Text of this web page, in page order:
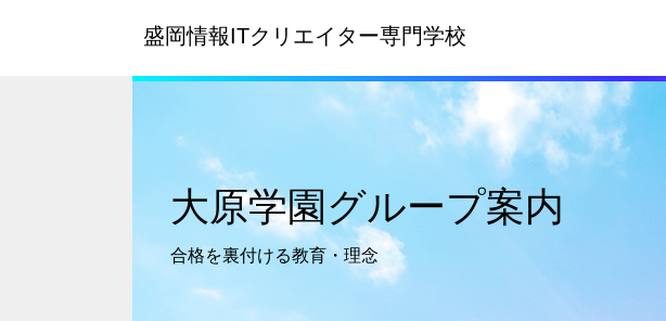
盛岡情報ITクリエイター専門学校
大原学園グループ案内
合格を裏付ける教育・理念